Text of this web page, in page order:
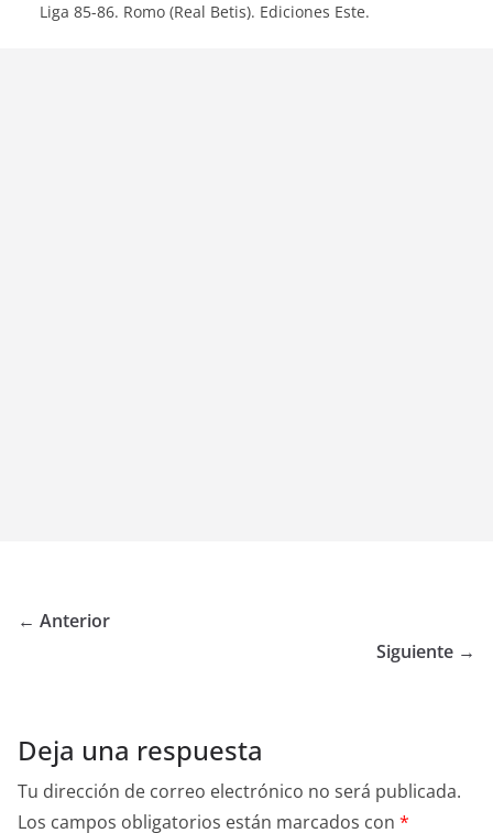
Liga 85-86. Romo (Real Betis). Ediciones Este.
← Anterior
Siguiente →
Deja una respuesta
Tu dirección de correo electrónico no será publicada.
Los campos obligatorios están marcados con *